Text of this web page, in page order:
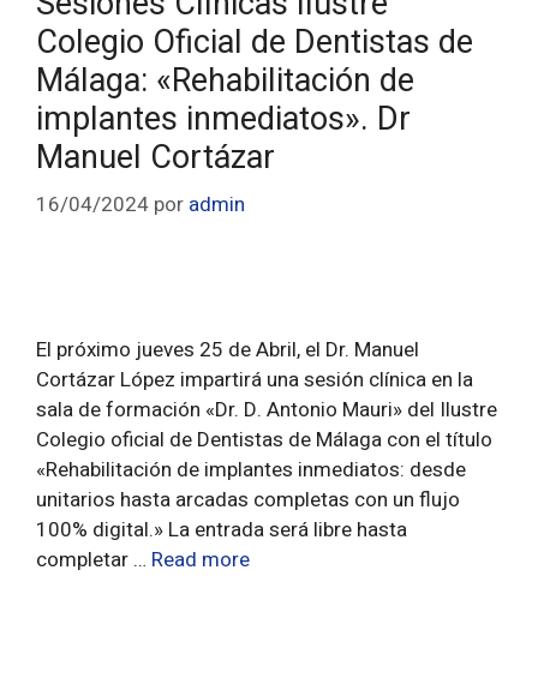
Colegio Oficial de Dentistas de
Málaga: «Rehabilitación de
implantes inmediatos». Dr
Manuel Cortázar
16/04/2024 por admin
El próximo jueves 25 de Abril, el Dr. Manuel
Cortázar López impartirá una sesión clínica en la
sala de formación «Dr. D. Antonio Mauri» del Ilustre
Colegio oficial de Dentistas de Málaga con el título
«Rehabilitación de implantes inmediatos: desde
unitarios hasta arcadas completas con un flujo
100% digital.» La entrada será libre hasta
completar … Read more